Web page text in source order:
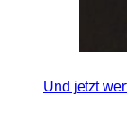
Und jetzt